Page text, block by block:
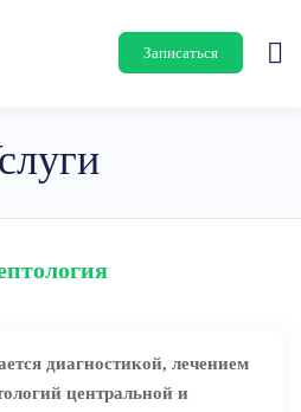
Записаться
диагностикой, лечением
центральной и